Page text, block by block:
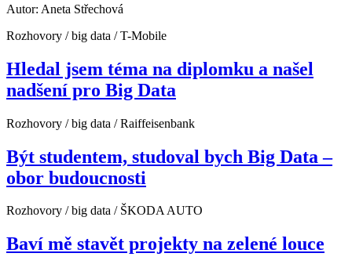
Autor: Aneta Střechová
Rozhovory / big data / T-Mobile
Hledal jsem téma na diplomku a našel
nadšení pro Big Data
Rozhovory / big data / Raiffeisenbank
Být studentem, studoval bych Big Data –
obor budoucnosti
Rozhovory / big data / ŠKODA AUTO
Baví mě stavět projekty na zelené louce